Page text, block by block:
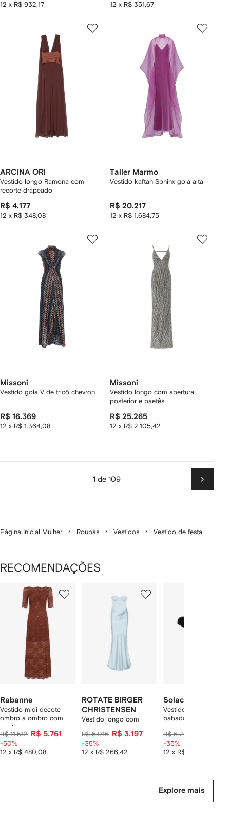
12 x R$ 932,17 12 x R$ 351,67
ARCINA ORI
Vestido longo Ramona com
recorte drapeado
R$ 4.177
12 x R$ 348,08
Taller Marmo
Vestido kaftan Sphinx gola alta
R$ 20.217
12 x R$ 1.684,75
Missoni
Vestido gola V de tricô chevron
R$ 16.369
12 x R$ 1.364,08
Missoni
Vestido longo com abertura
posterior e paetês
R$ 25.265
12 x R$ 2.105,42
1 de 109
Página Inicial Mulher Roupas Vestidos Vestido de festa
RECOMENDAÇÕES
Rabanne
Vestido midi decote
ombro a ombro com
renda
R$ 11.512
R$ 5.761
12 x R$ 480,08
-50%
ROTATE BIRGER
CHRISTENSEN
Vestido longo com
detalhe de espartilho
R$ 5.016
R$ 3.197
12 x R$ 266,42
-35%
Solace London
Vestido com gola V e
babados
R$ 6.268
12 x R$ 314,83
-35%
Explore mais